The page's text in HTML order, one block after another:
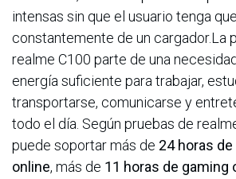
intensas sin que el usuario tenga
constantemente de un cargador.La
realme C100 parte de una
energía suficiente para trabajar,
transportarse, comunicarse y
todo el día. Según pruebas de
puede soportar más de 24 horas
online, más de 11 horas de gaming